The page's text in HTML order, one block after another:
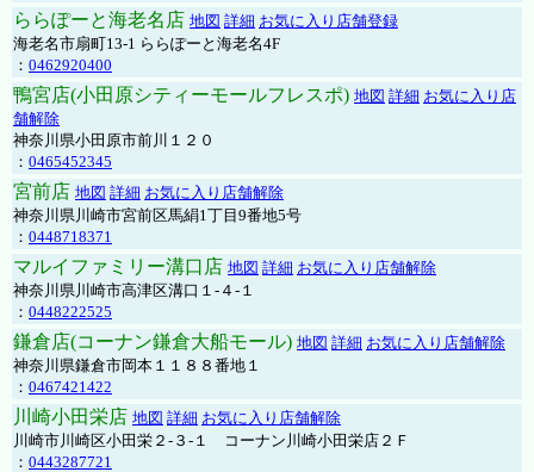
ららぽーと海老名店 地図 詳細 お気に入り店舗登録
海老名市扇町13-1 ららぽーと海老名4F
： 0462920400
鴨宮店(小田原シティーモールフレスポ) 地図 詳細 お気に入り店
舗解除
神奈川県小田原市前川１２０
： 0465452345
宮前店 地図 詳細 お気に入り店舗解除
神奈川県川崎市宮前区馬絹1丁目9番地5号
： 0448718371
マルイファミリー溝口店 地図 詳細 お気に入り店舗解除
神奈川県川崎市高津区溝口１-４-１
： 0448222525
鎌倉店(コーナン鎌倉大船モール) 地図 詳細 お気に入り店舗解除
神奈川県鎌倉市岡本１１８８番地１
： 0467421422
川崎小田栄店 地図 詳細 お気に入り店舗解除
川崎市川崎区小田栄２‐３‐１ コーナン川崎小田栄店２Ｆ
： 0443287721